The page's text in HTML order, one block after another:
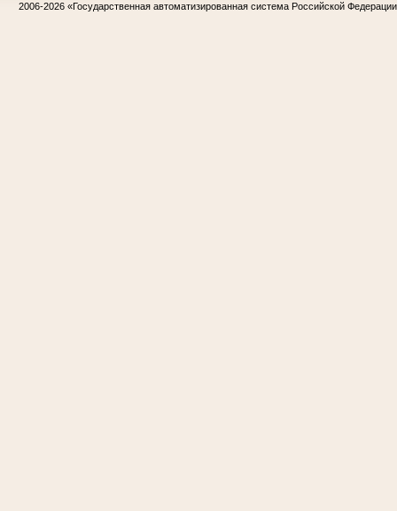
2006-2026 «Государственная автоматизированная система Российской